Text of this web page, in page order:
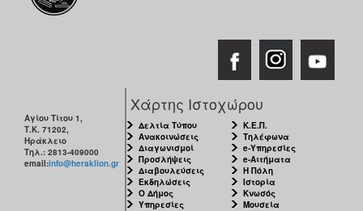
2013
Αγίου Τίτου 1,
Τ.Κ. 71202,
Ηράκλειο
Τηλ.: 2813-409000
email:info@heraklion.gr
Χάρτης Ιστοχώρου
Δελτία Τύπου
Ανακοινώσεις
Διαγωνισμοί
Προσλήψεις
Διαβουλεύσεις
Εκδηλώσεις
Ο Δήμος
Υπηρεσίες
Κ.Ε.Π.
Τηλέφωνα
e-Υπηρεσίες
e-Αιτήματα
Η Πόλη
Ιστορία
Κνωσός
Μουσεία